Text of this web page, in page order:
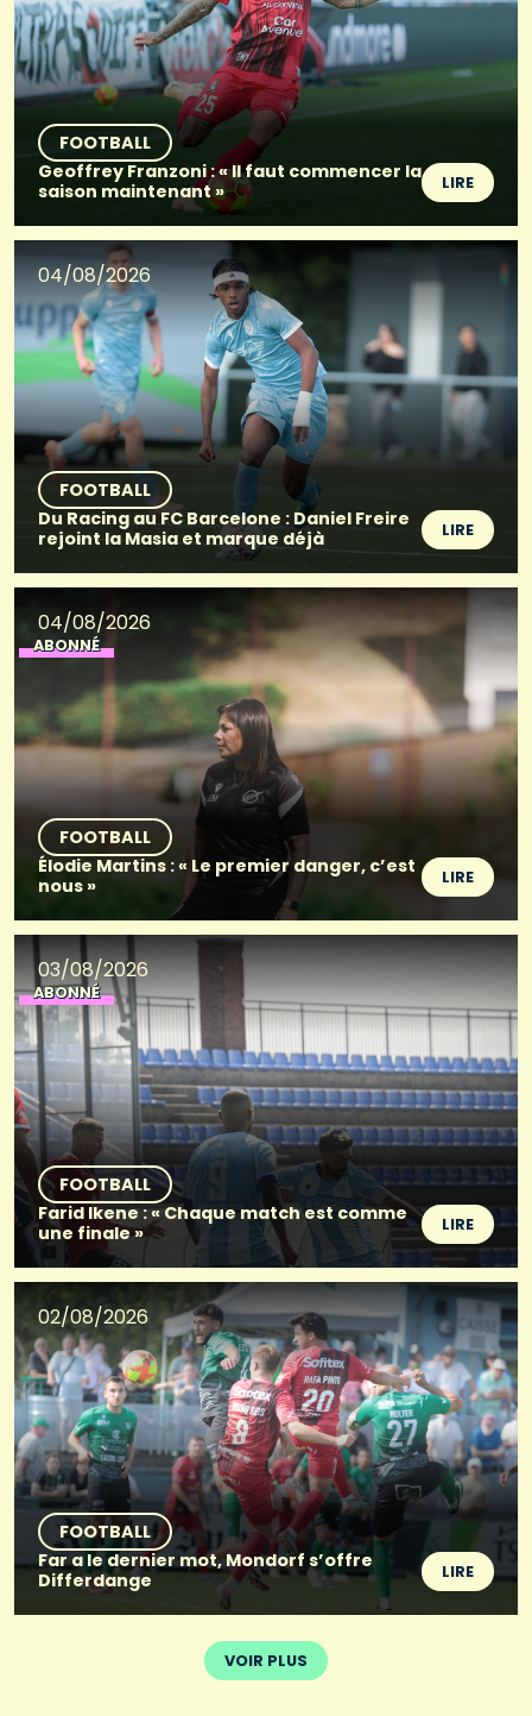
FOOTBALL
Geoffrey Franzoni : « Il faut commencer la
saison maintenant »
LIRE
04/08/2026
FOOTBALL
Du Racing au FC Barcelone : Daniel Freire
rejoint la Masia et marque déjà
LIRE
04/08/2026
ABONNÉ
FOOTBALL
Élodie Martins : « Le premier danger, c’est
nous »
LIRE
03/08/2026
ABONNÉ
FOOTBALL
Farid Ikene : « Chaque match est comme
une finale »
LIRE
02/08/2026
FOOTBALL
Far a le dernier mot, Mondorf s’offre
Differdange
LIRE
VOIR PLUS